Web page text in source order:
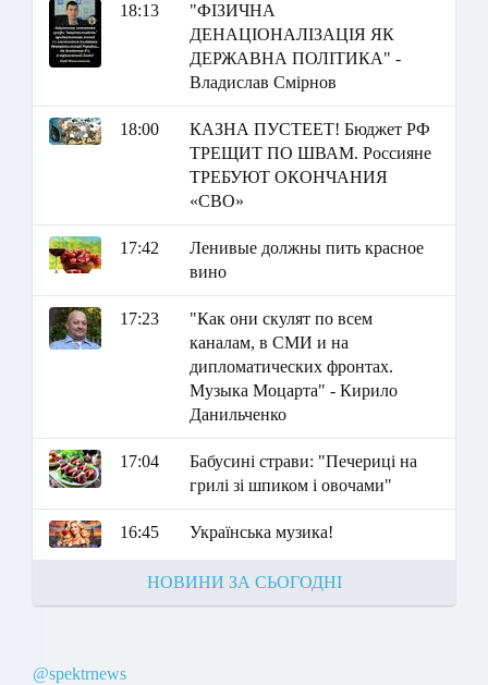
18:13
"ФІЗИЧНА
ДЕНАЦІОНАЛІЗАЦІЯ ЯК
ДЕРЖАВНА ПОЛІТИКА" -
Владислав Смірнов
18:00
КАЗНА ПУСТЕЕТ! Бюджет РФ
ТРЕЩИТ ПО ШВАМ. Россияне
ТРЕБУЮТ ОКОНЧАНИЯ
«СВО»
17:42
Ленивые должны пить красное
вино
17:23
"Как они скулят по всем
каналам, в СМИ и на
дипломатических фронтах.
Музыка Моцарта" - Кирило
Данильченко
17:04
Бабусині страви: "Печериці на
грилі зі шпиком і овочами"
16:45 Українська музика!
НОВИНИ ЗА СЬОГОДНІ
@spektrnews